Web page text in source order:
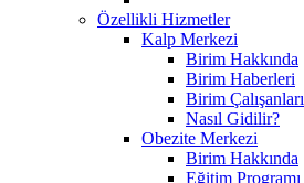
Özellikli Hizmetler
Kalp Merkezi
Birim Hakkında
Birim Haberleri
Birim Çalışanları
Nasıl Gidilir?
Obezite Merkezi
Birim Hakkında
Eğitim Programı